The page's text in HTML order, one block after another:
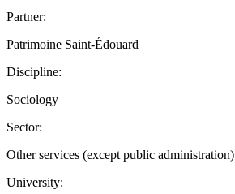
Partner:
Patrimoine Saint-Édouard
Discipline:
Sociology
Sector:
Other services (except public administration)
University: